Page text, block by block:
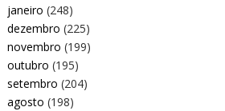
janeiro (248)
dezembro (225)
novembro (199)
outubro (195)
setembro (204)
agosto (198)